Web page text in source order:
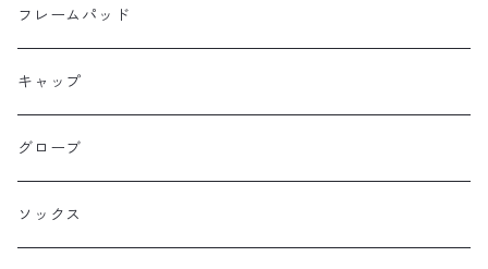
Farewell
Farther Bag Co
HANDUP
HMPL
サドルバッグ
フレームパッド
キャップ
グローブ
ソックス